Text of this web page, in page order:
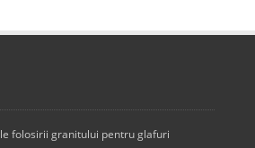
folosirii granitului pentru glafuri